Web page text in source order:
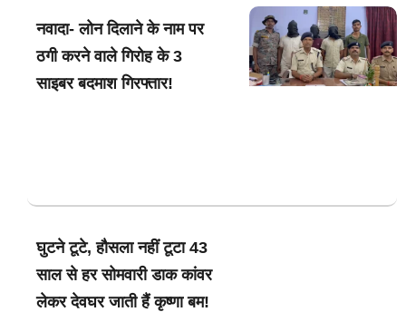
नवादा- लोन दिलाने के नाम पर
ठगी करने वाले गिरोह के 3
साइबर बदमाश गिरफ्तार!
घुटने टूटे, हौसला नहीं टूटा 43
साल से हर सोमवारी डाक कांवर
लेकर देवघर जाती हैं कृष्णा बम!